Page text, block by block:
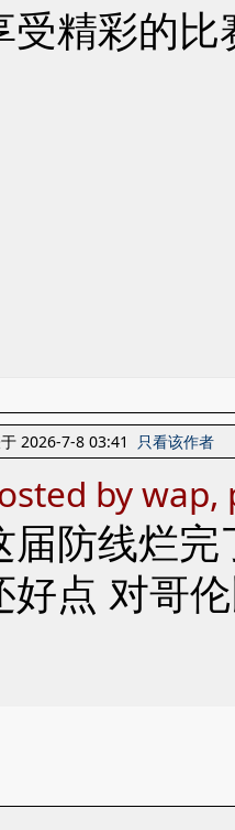
受精彩的比
2026-7-8 03:41 只看该作者
by
届防线烂
好点 对哥